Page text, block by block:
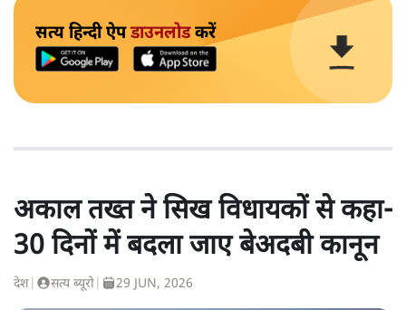
सत्य हिन्दी ऐपडाउनलोडकरें
अकाल तख्त ने सिख विधायकों से कहा-
30 दिनों में बदला जाए बेअदबी कानून
देश सत्य ब्यूरो 29 JUN, 2026